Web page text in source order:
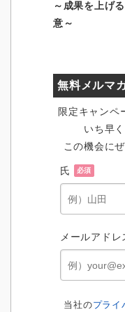
～成果を上げ
意～
無料メルマ
限定キャンペ
いち早
この機会に
氏 必須
メールアドレ
当社のプライ